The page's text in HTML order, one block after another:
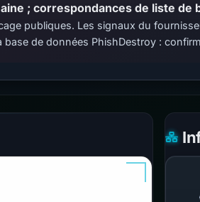
; correspondances de liste de
publiques. Les signaux du
de données PhishDestroy :